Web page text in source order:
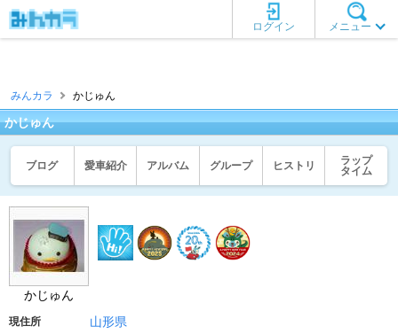
メニュー
ログイン
みんカラ かじゅん
かじゅん
ブログ 愛車紹介 アルバム グループ ヒストリ
ラップ
タイム
かじゅん
現住所 山形県